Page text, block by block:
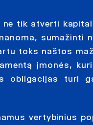
ne tik atverti
sumažinti
toks naštos
įmonės,
obligacijas turi
vertybinius